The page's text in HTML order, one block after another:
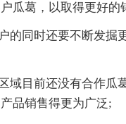
瓜葛，以取得更好的
的同时还要不断发掘
域目前还没有合作瓜
品销售得更为广泛;